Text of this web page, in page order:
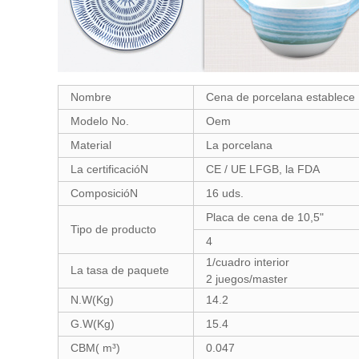
Nombre
Cena de porcelana
Modelo No.
Oem
Material
La porcelana
La certificacióN
CE / UE LFGB, la FDA
ComposicióN
16 uds.
Tipo de producto
Placa de cena de 10,5"
4
La tasa de paquete
1/cuadro interior
2 juegos/master
N.W(Kg)
14.2
G.W(Kg)
15.4
CBM( m³)
0.047